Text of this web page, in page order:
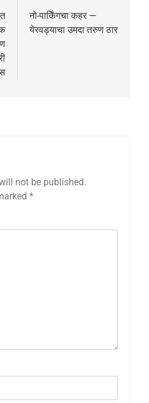
नो-पार्किंगचा कहर —
येरवड्याचा उमदा तरुण ठार
not be published.
*